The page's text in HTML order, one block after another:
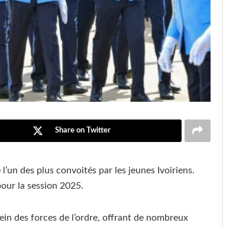
Share on Twitter
des plus convoités par les jeunes Ivoiriens.
la session 2025.
des forces de l’ordre, offrant de nombreux